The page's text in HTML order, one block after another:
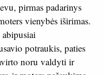
pirmas padarinys
vienybės iširimas.
abipusiai
potraukis, paties
noru valdyti ir